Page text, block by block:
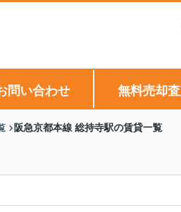
問い合わせ 無料売却
阪急京都本線 総持寺駅の賃貸一覧